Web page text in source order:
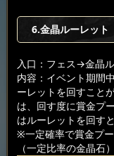
6.金晶ルーレット
入口：フェス→金晶
内容：イベント期間
ーレットを回すこと
は、回す度に賞金プ
はルーレットを回す
※一定確率で賞金プ
（一定比率の金晶石）